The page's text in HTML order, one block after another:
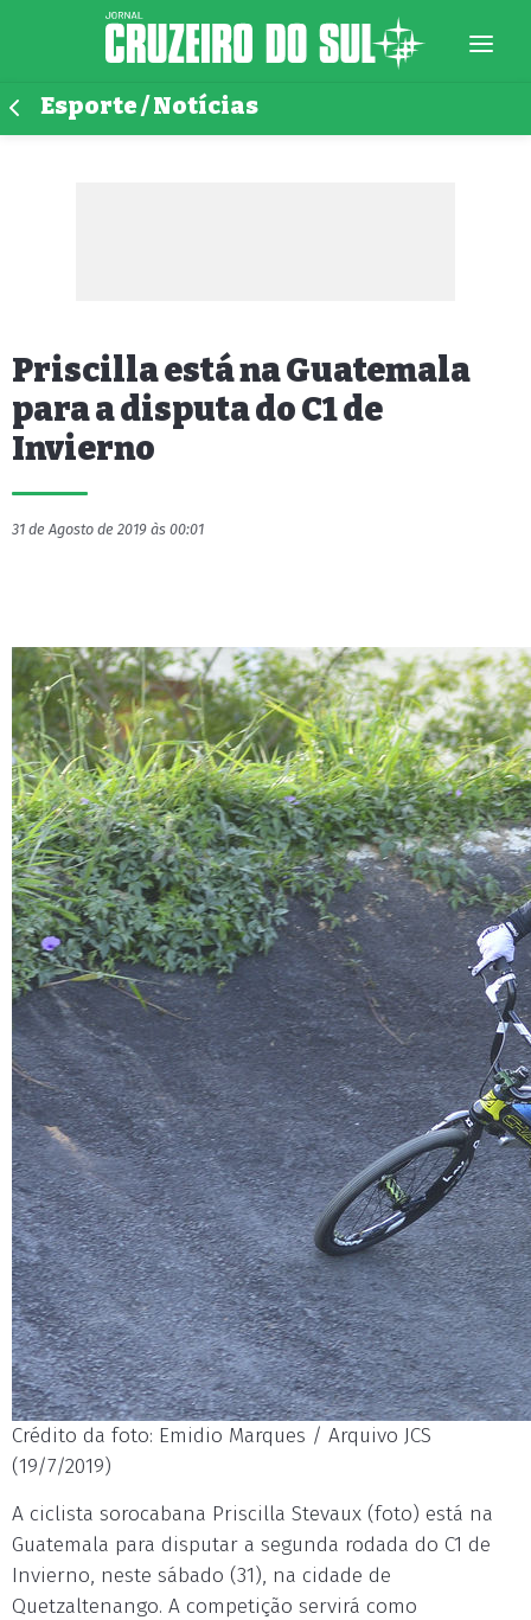
Esporte / Notícias
Priscilla está na Guatemala
para a disputa do C1 de
Invierno
31 de Agosto de 2019 às 00:01
Crédito da foto: Emidio Marques / Arquivo JCS
(19/7/2019)
A ciclista sorocabana Priscilla Stevaux (foto) está na
Guatemala para disputar a segunda rodada do C1 de
Invierno, neste sábado (31), na cidade de
Quetzaltenango. A competição servirá como